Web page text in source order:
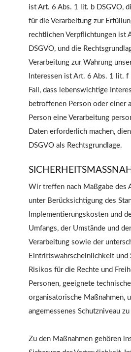
ist Art. 6 Abs. 1 lit. b DSGVO,
für die Verarbeitung zur
rechtlichen Verpflichtungen ist
DSGVO, und die
Verarbeitung zur Wahrung
Interessen ist Art. 6 Abs. 1 lit. f
Fall, dass lebenswichtige
betroffenen Person oder einer
Person eine Verarbeitung
Daten erforderlich machen,
DSGVO als Rechtsgrundlage.
Wir treffen nach Maßgabe des
unter Berücksichtigung des
Implementierungskosten und
Umfangs, der Umstände und
Verarbeitung sowie der
Eintrittswahrscheinlichkeit und
Risikos für die Rechte und
Personen, geeignete
organisatorische Maßnahmen,
angemessenes Schutzniveau
Zu den Maßnahmen gehören